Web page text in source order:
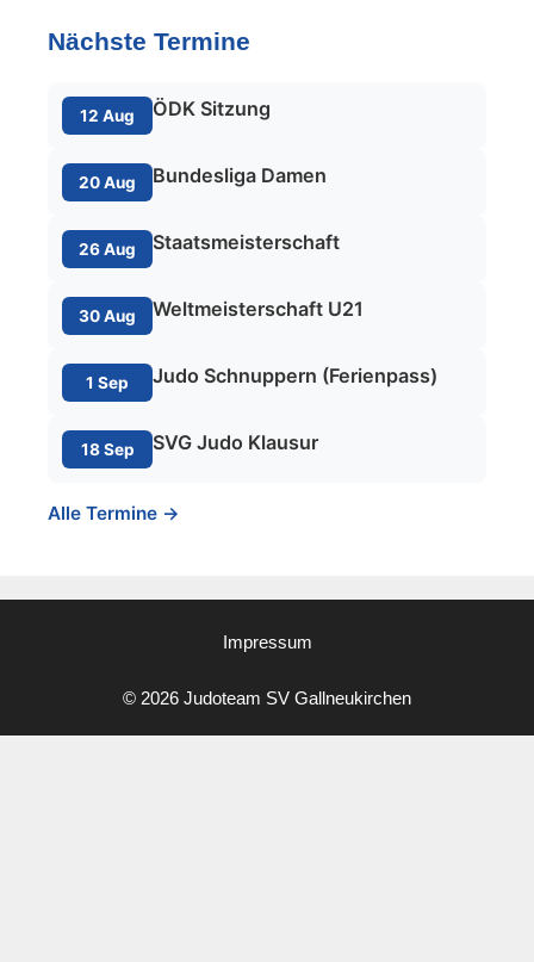
Nächste Termine
12 Aug ÖDK Sitzung
20 Aug Bundesliga Damen
26 Aug Staatsmeisterschaft
30 Aug Weltmeisterschaft U21
1 Sep Judo Schnuppern (Ferienpass)
18 Sep SVG Judo Klausur
Alle Termine →
Impressum
© 2026 Judoteam SV Gallneukirchen